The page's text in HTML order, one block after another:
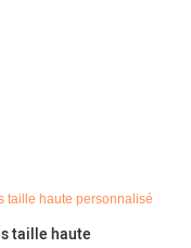
taille haute